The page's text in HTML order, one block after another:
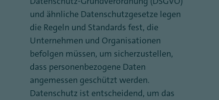
und ähnliche Datenschutzgesetze legen
die Regeln und Standards fest, die
Unternehmen und Organisationen
befolgen müssen, um sicherzustellen,
dass personenbezogene Daten
angemessen geschützt werden.
Datenschutz ist entscheidend, um das